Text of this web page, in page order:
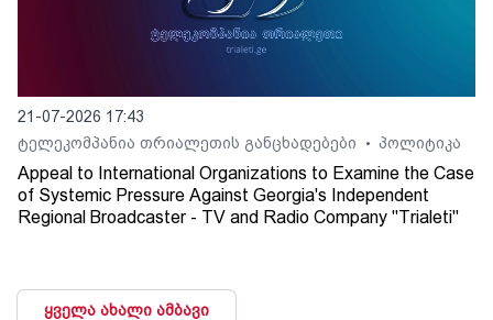
21-07-2026 17:43
ტელეკომპანია თრიალეთის განცხადებები
• პოლიტიკა
Appeal to International Organizations to Examine the Case
of Systemic Pressure Against Georgia's Independent
Regional Broadcaster - TV and Radio Company "Trialeti"
ყველა ახალი ამბავი